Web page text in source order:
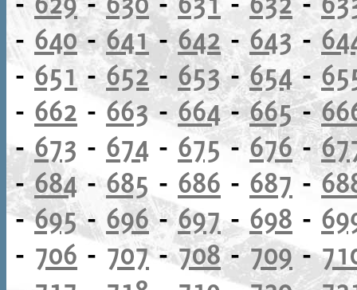
- 640-641-642- 643 -
- 651 -652- 653-654-
- 662 - 663-664-665-
-673 - 674 - 675-676-
-684-685 - 686 - 687 -
-695- 696-697- 698 -
- 706 - 707-708-709-